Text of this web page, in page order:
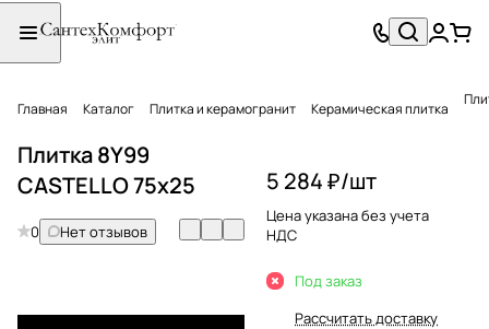
Главная Каталог Плитка и керамогранит Керамическая плитка
Плитка 8Y99
CASTELLO 75x25
0 Нет отзывов
5 284 ₽/шт
Цена указана без учета
НДС
Под заказ
Рассчитать доставку